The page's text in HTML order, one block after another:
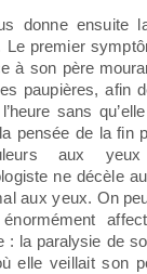
donne ensuite
Le premier
à son père
paupières, afin
sans
pensée de la fin
aux yeux
ne décèle
aux yeux. On
énormément
: la paralysie de
elle veillait son